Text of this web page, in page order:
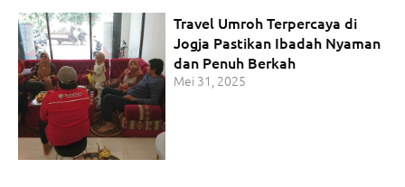
Travel Umroh Terpercaya di
Jogja Pastikan Ibadah Nyaman
dan Penuh Berkah
Mei 31, 2025